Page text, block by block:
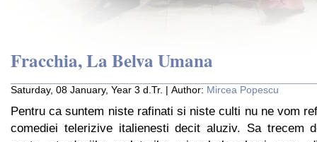
Fracchia, La Belva Umana
Saturday, 08 January, Year 3 d.Tr. | Author: Mircea Popescu
Pentru ca suntem niste rafinati si niste culti nu ne vom
comediei telerizive italienesti decit aluziv. Sa trecem